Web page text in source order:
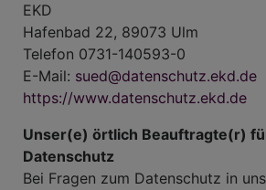
EKD
Hafenbad 22, 89073 Ulm
Telefon 0731-140593-0
E-Mail: sued@datenschutz.ekd.de
https://www.datenschutz.ekd.de
Unser(e) örtlich Beauftragte(r)
Datenschutz
Bei Fragen zum Datenschutz in